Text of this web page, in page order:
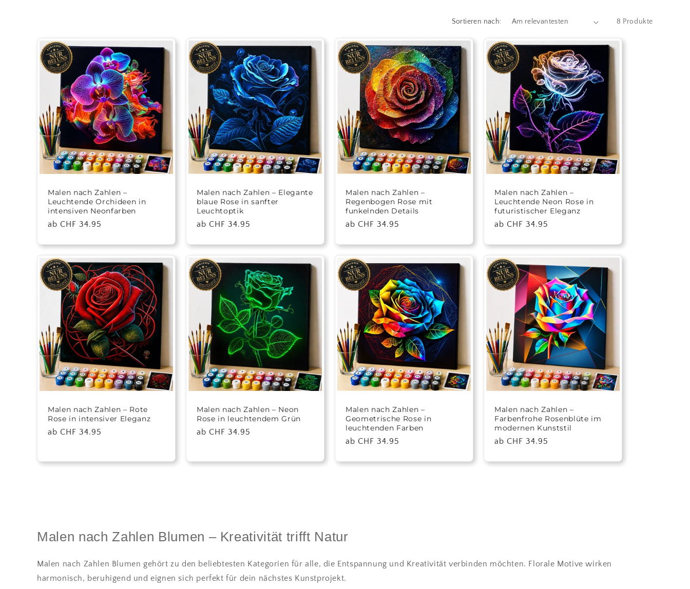
r
e
:
Sortieren nach: 8 Produkte
Malen nach Zahlen –
Leuchtende Orchideen in
intensiven Neonfarben
Normaler
ab CHF 34.95
Malen nach Zahlen – Elegante
blaue Rose in sanfter
Leuchtoptik
Normaler
ab CHF 34.95
Malen nach Zahlen –
Regenbogen Rose mit
funkelnden Details
Normaler
ab CHF 34.95
Malen nach Zahlen –
Leuchtende Neon Rose in
futuristischer Eleganz
Normaler
ab CHF 34.95
Malen nach Zahlen – Rote
Rose in intensiver Eleganz
Normaler
ab CHF 34.95
Malen nach Zahlen – Neon
Rose in leuchtendem Grün
Normaler
ab CHF 34.95
Malen nach Zahlen –
Geometrische Rose in
leuchtenden Farben
Normaler
ab CHF 34.95
Malen nach Zahlen –
Farbenfrohe Rosenblüte im
modernen Kunststil
Normaler
ab CHF 34.95
Malen nach Zahlen Blumen – Kreativität trifft Natur
Malen nach Zahlen Blumen gehört zu den beliebtesten Kategorien für alle, die Entspannung und Kreativität verbinden möchten. Florale Motive wirken
harmonisch, beruhigend und eignen sich perfekt für dein nächstes Kunstprojekt.